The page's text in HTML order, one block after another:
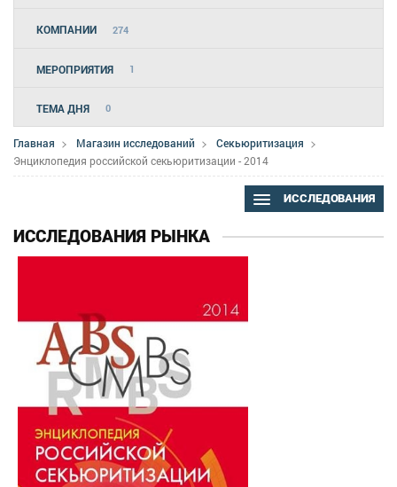
КОМПАНИИ 274
МЕРОПРИЯТИЯ 1
ТЕМА ДНЯ 0
Главная Магазин исследований
Секьюритизация
Энциклопедия российской секьюритизации - 2014
ИССЛЕДОВАНИЯ
ИССЛЕДОВАНИЯ РЫНКА